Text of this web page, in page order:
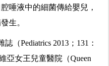
唾液中的細菌傳給嬰兒，
生。
（Pediatrics 2013；131：
亞女王兒童醫院（Queen